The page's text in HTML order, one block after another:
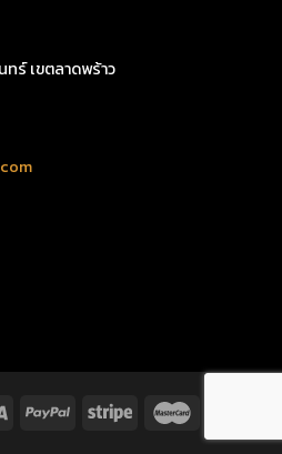
ร์ เขตลาดพร้าว